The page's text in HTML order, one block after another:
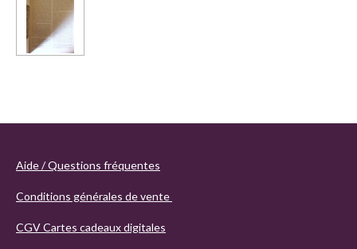
Aide / Questions fréquentes
Conditions générales de vente
CGV Cartes cadeaux digitales